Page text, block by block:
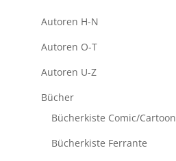
Autoren H-N
Autoren O-T
Autoren U-Z
Bücher
Bücherkiste Comic/Cartoon
Bücherkiste Ferrante